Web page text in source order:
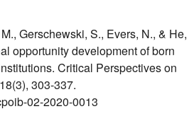
Gerschewski, S., Evers, N., & He,
opportunity development of born
Critical Perspectives on
303-337.
02-2020-0013